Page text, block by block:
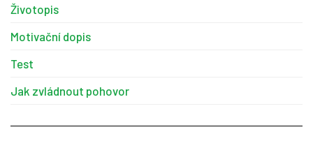
Životopis
Motivační dopis
Test
Jak zvládnout pohovor